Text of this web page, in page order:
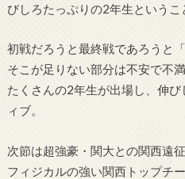
びしろたっぷりの2年生というこ
初戦だろうと最終戦であろうと
そこが足りない部分は不安で不満
たくさんの2年生が出場し、伸
ィブ。
次節は超強豪・関大との関西遠
フィジカルの強い関西トップチ